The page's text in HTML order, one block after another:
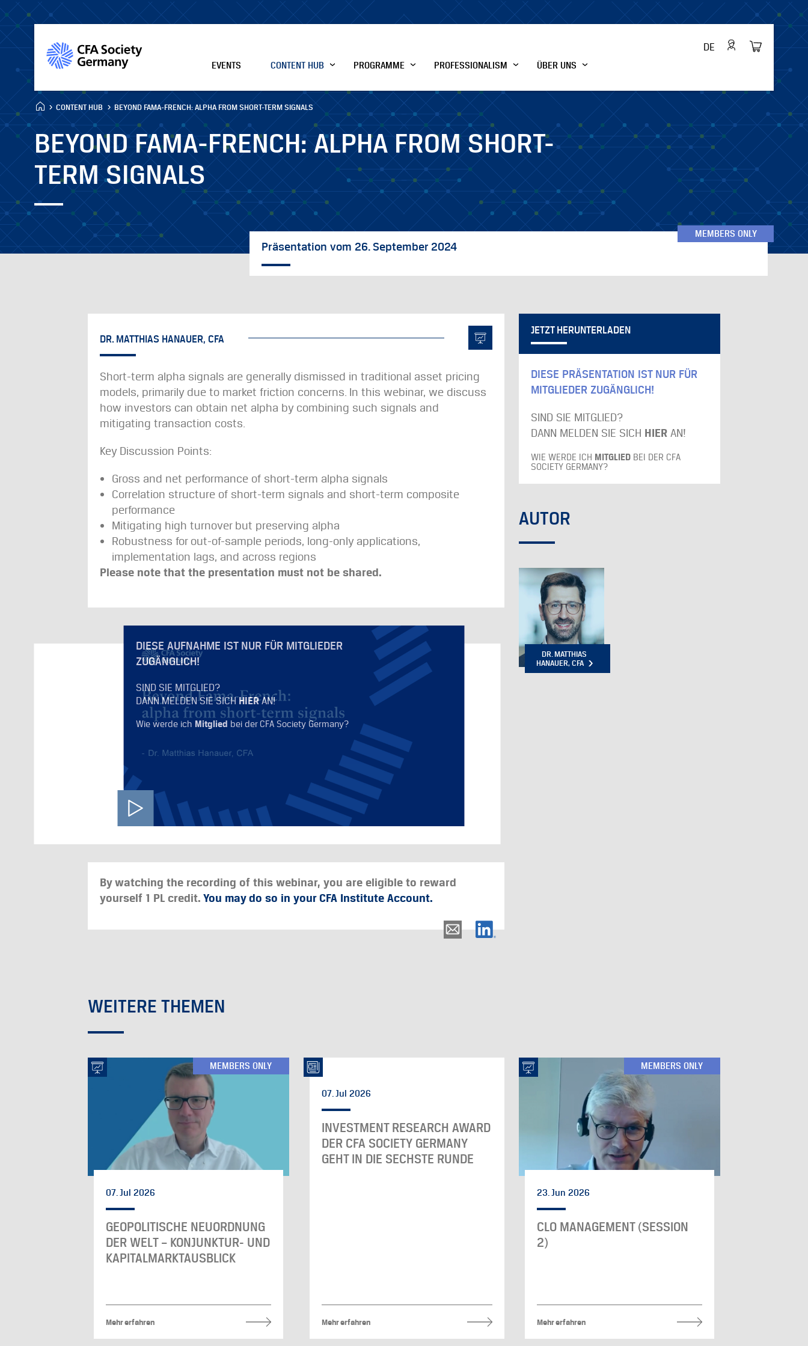
DE
EVENTS CONTENT HUB PROGRAMME PROFESSIONALISM ÜBER UNS
CONTENT HUB BEYOND FAMA-FRENCH: ALPHA FROM SHORT-TERM SIGNALS
BEYOND FAMA-FRENCH: ALPHA FROM SHORT-
TERM SIGNALS
Präsentation vom 26. September 2024
MEMBERS ONLY
DR. MATTHIAS HANAUER, CFA
Short-term alpha signals are generally dismissed in traditional asset pricing
models, primarily due to market friction concerns. In this webinar, we discuss
how investors can obtain net alpha by combining such signals and
mitigating transaction costs.
Key Discussion Points:
Gross and net performance of short-term alpha signals
Correlation structure of short-term signals and short-term composite
performance
Mitigating high turnover but preserving alpha
Robustness for out-of-sample periods, long-only applications,
implementation lags, and across regions
Please note that the presentation must not be shared.
DIESE AUFNAHME IST NUR FÜR MITGLIEDER
ZUGÄNGLICH!
SIND SIE MITGLIED?
DANN MELDEN SIE SICHHIERAN!
Wie werde ich Mitglied bei der CFA Society Germany?
By watching the recording of this webinar, you are eligible to reward
yourself 1 PL credit.You may do so in your CFA Institute Account.
JETZT HERUNTERLADEN
DIESE PRÄSENTATION IST NUR FÜR
MITGLIEDER ZUGÄNGLICH!
SIND SIE MITGLIED?
DANN MELDEN SIE SICH HIER AN!
WIE WERDE ICH MITGLIED BEI DER CFA
SOCIETY GERMANY?
AUTOR
DR. MATTHIAS
HANAUER, CFA
WEITERE THEMEN
MEMBERS ONLY
07. Jul 2026
GEOPOLITISCHE NEUORDNUNG
DER WELT – KONJUNKTUR- UND
KAPITALMARKTAUSBLICK
Mehr erfahren
07. Jul 2026
INVESTMENT RESEARCH AWARD
DER CFA SOCIETY GERMANY
GEHT IN DIE SECHSTE RUNDE
Mehr erfahren
MEMBERS ONLY
23. Jun 2026
CLO MANAGEMENT (SESSION
2)
Mehr erfahren